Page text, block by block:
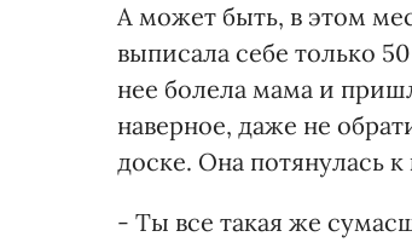
А может быть, в этом
выписала себе только
нее болела мама и
наверное, даже не
доске. Она потянулась
- Ты все такая же